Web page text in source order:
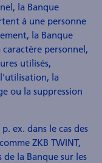
la Banque
à une personne
la Banque
personnel,
utilisés,
la
ou la suppression
ex. dans le cas des
ZKB TWINT,
la Banque sur les